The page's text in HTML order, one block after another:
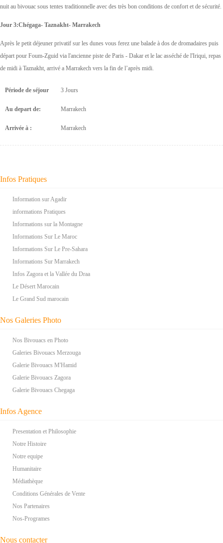
nuit au bivouac sous tentes traditionnelle avec des très bon conditions de confort et de sécurité.
Jour 3:Chégaga- Taznakht- Marrakech
Après le petit déjeuner privatif sur les dunes vous ferez une balade à dos de dromadaires puis
départ pour Foum-Zguid via l'ancienne piste de Paris - Dakar et le lac asséché de l'Iriqui, repas
de midi à Taznakht, arrivé a Marrakech vers la fin de l’après midi.
Période de séjour 3 Jours
Au depart de: Marrakech
Arrivée à : Marrakech
Infos Pratiques
Information sur Agadir
informations Pratiques
Informations sur la Montagne
Informations Sur Le Maroc
Informations Sur Le Pre-Sahara
Informations Sur Marrakech
Infos Zagora et la Vallée du Draa
Le Désert Marocain
Le Grand Sud marocain
Nos Galeries Photo
Nos Bivouacs en Photo
Galeries Bivouacs Merzouga
Galerie Bivouacs M'Hamid
Galerie Bivouacs Zagora
Galerie Bivouacs Chegaga
Infos Agence
Presentation et Philosophie
Notre Histoire
Notre equipe
Humanitaire
Médiathèque
Conditions Générales de Vente
Nos Partenaires
Nos-Programes
Nous contacter